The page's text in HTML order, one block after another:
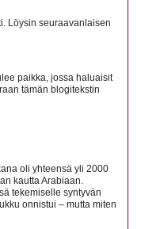
Löysin seuraavanlaisen
paikka, jossa haluaisit
tämän blogitekstin
oli yhteensä yli 2000
kautta Arabiaan.
tekemiselle syntyvän
onnistui – mutta miten